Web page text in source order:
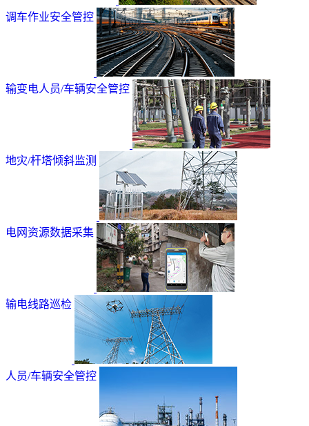
调车作业安全管控
输变电人员/车辆安全管控
地灾/杆塔倾斜监测
电网资源数据采集
输电线路巡检
人员/车辆安全管控